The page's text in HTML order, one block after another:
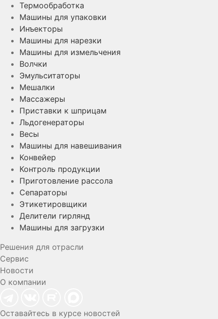
Термообработка
Машины для упаковки
Инъекторы
Машины для нарезки
Машины для измельчения
Волчки
Эмульситаторы
Мешалки
Массажеры
Приставки к шприцам
Льдогенераторы
Весы
Машины для навешивания
Конвейер
Контроль продукции
Приготовление рассола
Сепараторы
Этикетировщики
Делители гирлянд
Машины для загрузки
Решения для отрасли
Сервис
Новости
О компании
Оставайтесь в курсе новостей